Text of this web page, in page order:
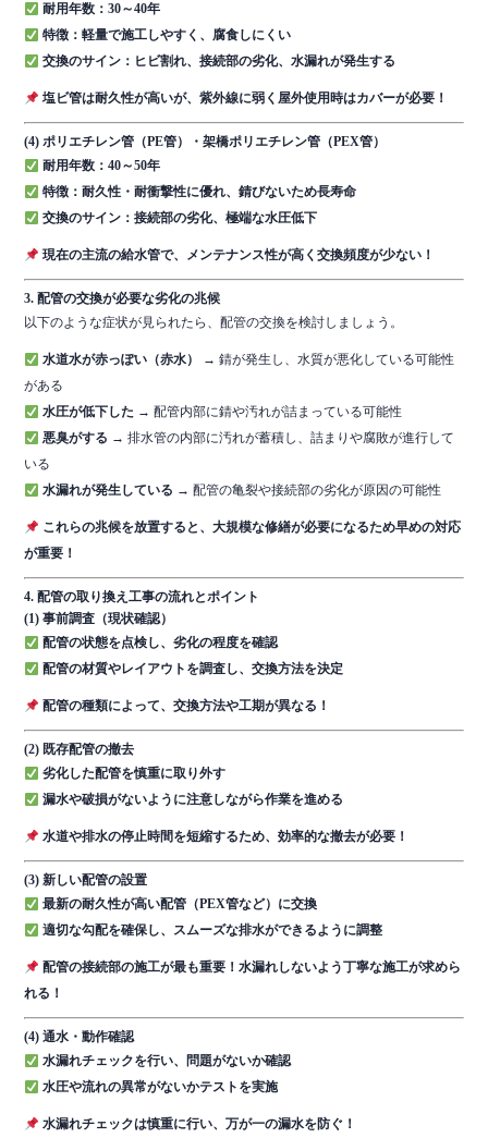
耐用年数：30～40年
特徴：軽量で施工しやすく、腐食しにくい
交換のサイン：ヒビ割れ、接続部の劣化、水漏れが発生する
塩ビ管は耐久性が高いが、紫外線に弱く屋外使用時はカバーが必要！
(4) ポリエチレン管（PE管）・架橋ポリエチレン管（PEX管）
耐用年数：40～50年
特徴：耐久性・耐衝撃性に優れ、錆びないため長寿命
交換のサイン：接続部の劣化、極端な水圧低下
現在の主流の給水管で、メンテナンス性が高く交換頻度が少ない！
3. 配管の交換が必要な劣化の兆候
以下のような症状が見られたら、配管の交換を検討しましょう。
水道水が赤っぽい（赤水）
→ 錆が発生し、水質が悪化している可能性
がある
水圧が低下した → 配管内部に錆や汚れが詰まっている可能性
悪臭がする → 排水管の内部に汚れが蓄積し、詰まりや腐敗が進行して
いる
水漏れが発生している → 配管の亀裂や接続部の劣化が原因の可能性
これらの兆候を放置すると、大規模な修繕が必要になるため早めの対応
が重要！
4. 配管の取り換え工事の流れとポイント
(1) 事前調査（現状確認）
配管の状態を点検し、劣化の程度を確認
配管の材質やレイアウトを調査し、交換方法を決定
配管の種類によって、交換方法や工期が異なる！
(2) 既存配管の撤去
劣化した配管を慎重に取り外す
漏水や破損がないように注意しながら作業を進める
水道や排水の停止時間を短縮するため、効率的な撤去が必要！
(3) 新しい配管の設置
最新の耐久性が高い配管（PEX管など）に交換
適切な勾配を確保し、スムーズな排水ができるように調整
配管の接続部の施工が最も重要！水漏れしないよう丁寧な施工が求めら
れる！
(4) 通水・動作確認
水漏れチェックを行い、問題がないか確認
水圧や流れの異常がないかテストを実施
水漏れチェックは慎重に行い、万が一の漏水を防ぐ！